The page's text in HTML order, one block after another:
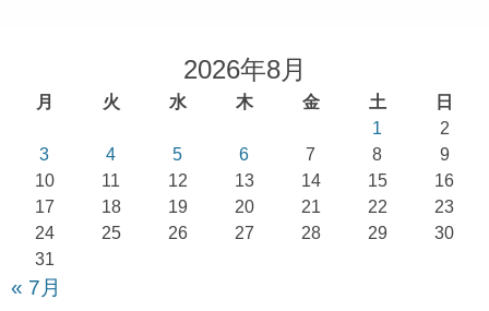
2026年8月
月 火 水 木 金 土
日
1
2
3
4 5 6 7 8
9
10
11 12 13 14 15
16
17
18 19 20 21 22
23
24
25 26 27 28 29
30
31
« 7月